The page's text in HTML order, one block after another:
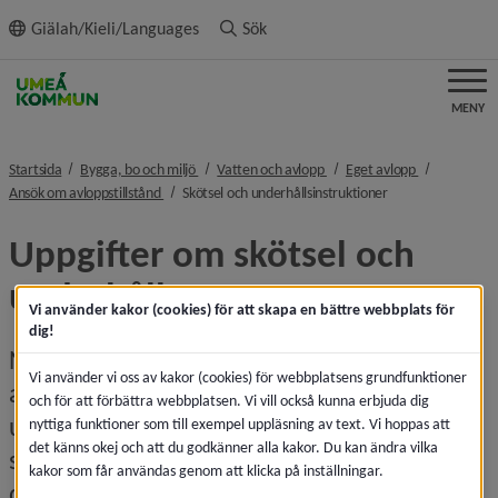
innehållet
Giälah/Kieli/Languages Sök
MENY
Startsida Bygga, bo och miljö nivå i brödsmulenavigeringen
Vatten och avlopp nivå i brödsmulenavigeringen
Eget avlopp nivå i
Ansök om avloppstillstånd nivå i brödsmulenavigeringen
Skötsel och underhållsinstruktionernivå i
Uppgifter om skötsel och
underhåll
När du ansöker om att anlägga en
avloppsanläggning ska du skicka in
underlag som visar hur anläggningen ska
skötas för att fungera korrekt. Många av
Vi använder kakor (cookies) för att skapa en bättre webbplats för
dig!
Vi använder vi oss av kakor (cookies) för webbplatsens grundfunktioner
och för att förbättra webbplatsen. Vi vill också kunna erbjuda dig
nyttiga funktioner som till exempel uppläsning av text. Vi hoppas att
det känns okej och att du godkänner alla kakor. Du kan ändra vilka
kakor som får användas genom att klicka på inställningar.